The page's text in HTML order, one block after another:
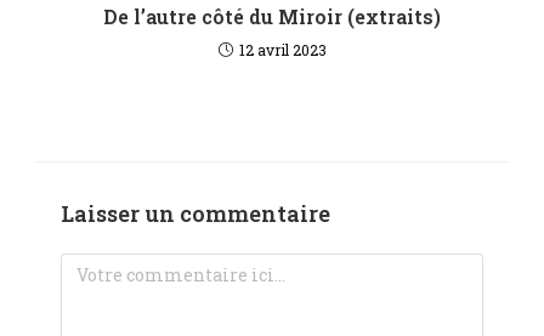
De l’autre côté du Miroir (extraits)
12 avril 2023
Laisser un commentaire